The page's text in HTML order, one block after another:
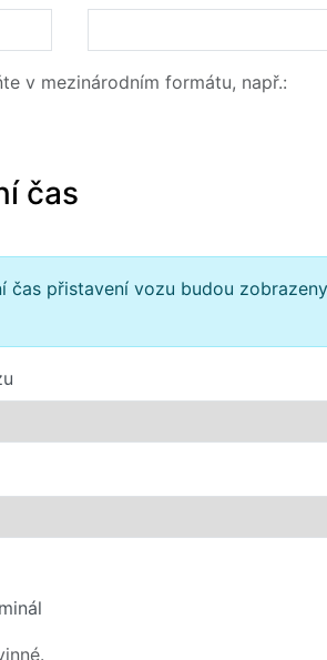
v mezinárodním formátu, např.:
čas
čas přistavení vozu budou